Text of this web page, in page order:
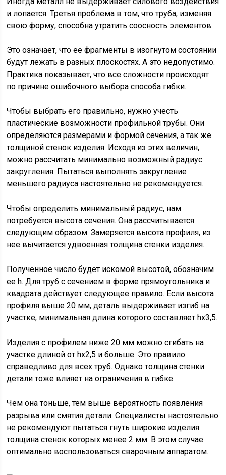
и лопается. Третья проблема в том, что труба, изменяя
свою форму, способна утратить соосность элементов.
Это означает, что ее фрагменты в изогнутом состоянии
будут лежать в разных плоскостях. А это недопустимо.
Практика показывает, что все сложности происходят
по причине ошибочного выбора способа гибки.
Чтобы выбрать его правильно, нужно учесть
пластические возможности профильной трубы. Они
определяются размерами и формой сечения, а так же
толщиной стенок изделия. Исходя из этих величин,
можно рассчитать минимально возможный радиус
закругления. Пытаться выполнять закругление
меньшего радиуса настоятельно не рекомендуется.
Чтобы определить минимальный радиус, нам
потребуется высота сечения. Она рассчитывается
следующим образом. Замеряется высота профиля, из
нее вычитается удвоенная толщина стенки изделия.
Полученное число будет искомой высотой, обозначим
ее h. Для труб с сечением в форме прямоугольника и
квадрата действует следующее правило. Если высота
профиля выше 20 мм, деталь выдерживает изгиб на
участке, минимальная длина которого составляет hх3,5.
Изделия с профилем ниже 20 мм можно сгибать на
участке длиной от hх2,5 и больше. Это правило
справедливо для всех труб. Однако толщина стенки
детали тоже влияет на ограничения в гибке.
Чем она тоньше, тем выше вероятность появления
разрыва или смятия детали. Специалисты настоятельно
не рекомендуют пытаться гнуть широкие изделия
толщина стенок которых менее 2 мм. В этом случае
оптимально воспользоваться сварочным аппаратом.